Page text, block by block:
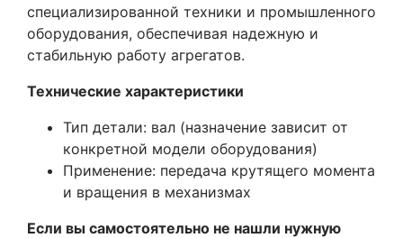
специализированной техники и промышленного
оборудования, обеспечивая надежную и
стабильную работу агрегатов.
Технические характеристики
Тип детали: вал (назначение зависит от
конкретной модели оборудования)
Применение: передача крутящего момента
и вращения в механизмах
Если вы самостоятельно не нашли нужную